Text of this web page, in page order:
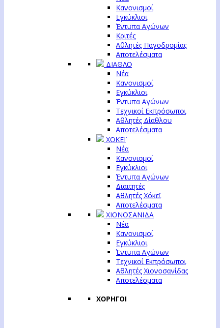
Κανονισμοί
Εγκύκλιοι
Έντυπα Αγώνων
Κριτές
Αθλητές Παγοδρομίας
Αποτελέσματα
ΔΙΑΘΛΟ
Νέα
Κανονισμοί
Εγκύκλιοι
Έντυπα Αγώνων
Τεχνικοί Εκπρόσωποι
Αθλητές Δίαθλου
Αποτελέσματα
ΧΟΚΕΪ
Νέα
Κανονισμοί
Εγκύκλιοι
Έντυπα Αγώνων
Διαιτητές
Αθλητές Χόκεϊ
Αποτελέσματα
ΧΙΟΝΟΣΑΝΙΔΑ
Νέα
Κανονισμοί
Εγκύκλιοι
Έντυπα Αγώνων
Τεχνικοί Εκπρόσωποι
Αθλητές Χιονοσανίδας
Αποτελέσματα
ΧΟΡΗΓΟΙ